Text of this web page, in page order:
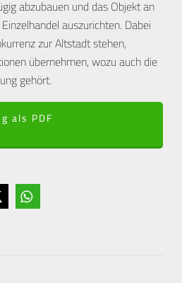
abzubauen und das Objekt an
auszurichten. Dabei
zur Altstadt stehen,
übernehmen, wozu auch die
gehört.
als PDF